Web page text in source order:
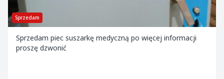
Sprzedam
Sprzedam piec suszarkę medyczną po więcej informacji
proszę dzwonić